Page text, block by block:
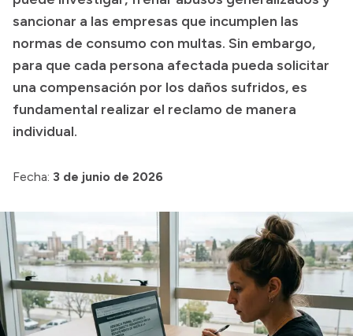
Compras y licitaciones
Consulta de expedientes
Consulta de pago a proveedores
Convocatorias
Intranet
sancionar a las empresas que incumplen las
normas de consumo con multas. Sin embargo,
para que cada persona afectada pueda solicitar
una compensación por los daños sufridos, es
fundamental realizar el reclamo de manera
individual.
Fecha: 3 de junio de 2026